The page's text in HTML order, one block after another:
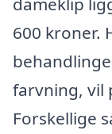
600 kroner.
farvning, vil
Forskellige